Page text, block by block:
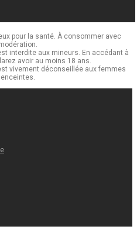
pour la santé. À consommer avec
interdite aux mineurs. En accédant à
avoir au moins 18 ans.
vivement déconseillée aux femmes
enceintes.